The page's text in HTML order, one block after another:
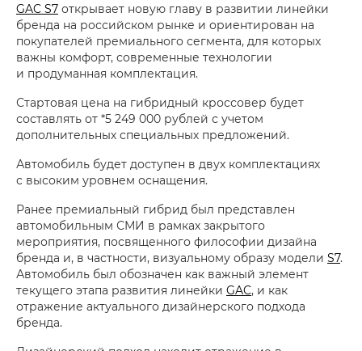
GAC S7 открывает новую главу в развитии линейки
бренда на российском рынке и ориентирован на
покупателей премиального сегмента, для которых
важны комфорт, современные технологии
и продуманная комплектация.
Стартовая цена на гибридный кроссовер будет
составлять от *5 249 000 рублей с учетом
дополнительных специальных предложений.
Автомобиль будет доступен в двух комплектациях
с высоким уровнем оснащения.
Ранее премиальный гибрид был представлен
автомобильным СМИ в рамках закрытого
мероприятия, посвященного философии дизайна
бренда и, в частности, визуальному образу модели S7.
Автомобиль был обозначен как важный элемент
текущего этапа развития линейки GAC, и как
отражение актуального дизайнерского подхода
бренда.